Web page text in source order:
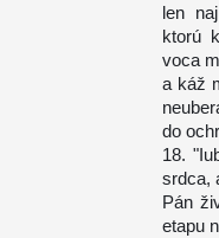
len
ktorú
voca
a káž
do
18.
srdca,
Pán
etapu